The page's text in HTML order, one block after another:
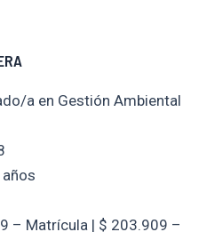
a en Gestión Ambiental
– Matrícula | $ 203.909 –